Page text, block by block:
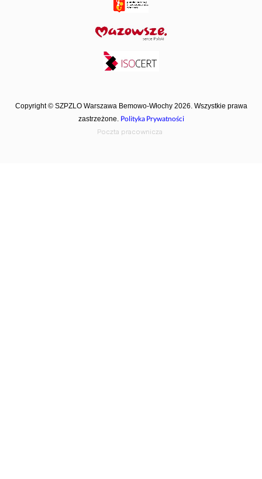
Copyright © SZPZLO Warszawa Bemowo-Włochy 2026. Wszystkie prawa
zastrzeżone. Polityka Prywatności
Poczta pracownicza